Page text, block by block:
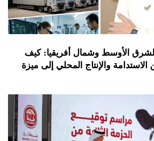
الأوسط وشمال أفريقيا: كيف
والإنتاج المحلي إلى ميزة